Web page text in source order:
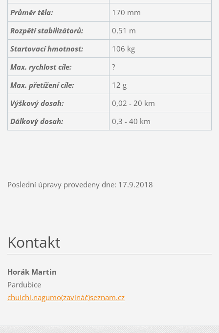
Průměr těla:
170 mm
Rozpětí stabilizátorů:
0,51 m
Startovací hmotnost:
106 kg
Max. rychlost cíle:
?
Max. přetížení cíle:
12 g
Výškový dosah:
0,02 - 20 km
Dálkový dosah:
0,3 - 40 km
Poslední úpravy provedeny dne: 17.9.2018
Kontakt
Horák Martin
Pardubice
chuichi.nagumo(zavináč)seznam.cz